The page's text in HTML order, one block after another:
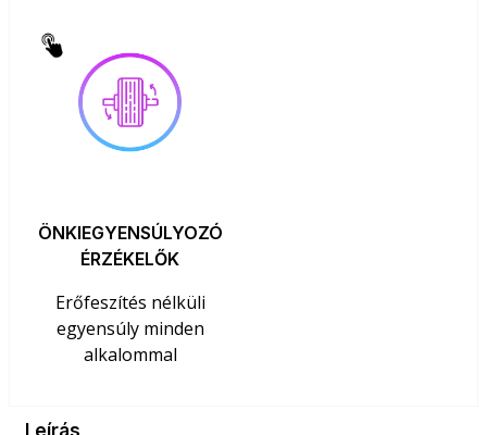
ÖNKIEGYENSÚLYOZÓ
ÉRZÉKELŐK
Erőfeszítés nélküli
egyensúly minden
alkalommal
Leírás